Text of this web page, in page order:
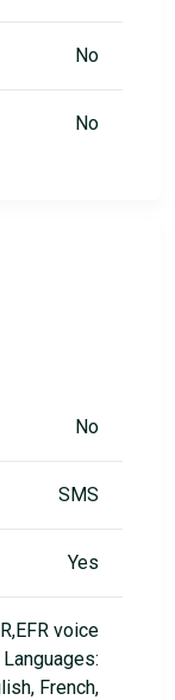
No
No
No
SMS
Yes
voice
French,